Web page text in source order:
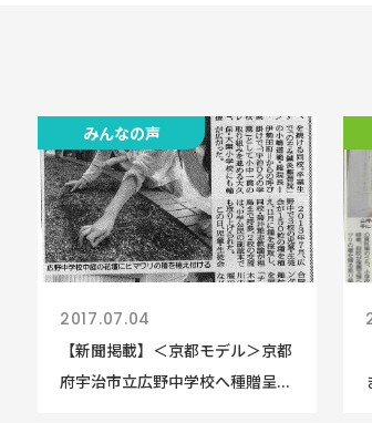
みんなの声
2017.07.04
【新聞掲載】＜京都モデル＞京都
府宇治市立広野中学校へ種贈呈...